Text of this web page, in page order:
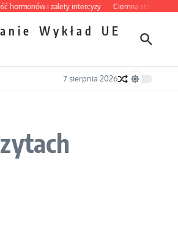
i zalety intercyzy Ciemna strona
Wykład
UE
7 sierpnia 2026